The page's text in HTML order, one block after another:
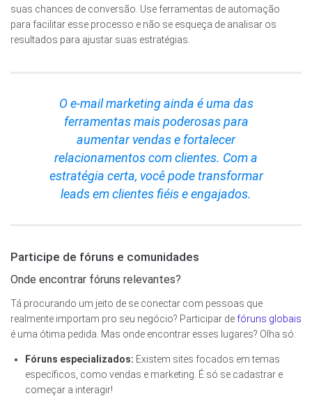
suas chances de conversão. Use ferramentas de automação
para facilitar esse processo e não se esqueça de analisar os
resultados para ajustar suas estratégias.
O e-mail marketing ainda é uma das
ferramentas mais poderosas para
aumentar vendas e fortalecer
relacionamentos com clientes. Com a
estratégia certa, você pode transformar
leads em clientes fiéis e engajados.
Participe de fóruns e comunidades
Onde encontrar fóruns relevantes?
Tá procurando um jeito de se conectar com pessoas que
realmente importam pro seu negócio? Participar defóruns globais
é uma ótima pedida. Mas onde encontrar esses lugares? Olha só:
Fóruns especializados: Existem sites focados em temas
específicos, como vendas e marketing. É só se cadastrar e
começar a interagir!